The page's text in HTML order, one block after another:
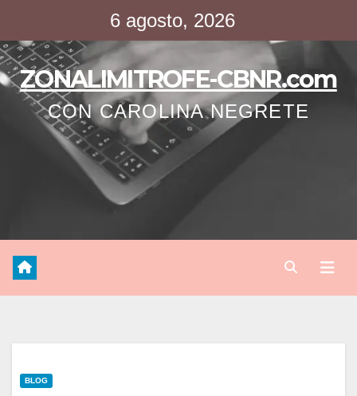
contenido
6 agosto, 2026
ZONALIMITROFE-CBNR.com
CON CAROLINA NEGRETE
BLOG